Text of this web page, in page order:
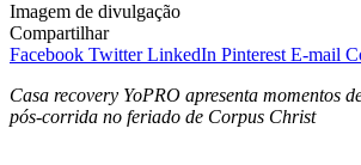
Imagem de divulgação
Compartilhar
Facebook Twitter LinkedIn Pinterest E-mail
Casa recovery YoPRO apresenta momentos
pós-corrida no feriado de Corpus Christ